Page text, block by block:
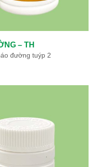
– TH
đường tuýp 2